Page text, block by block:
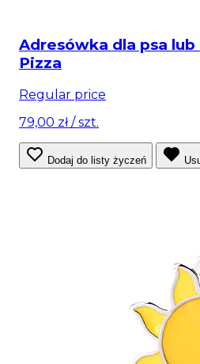
Adresówka dla psa
Pizza
Regular price
79,00 zł/ szt.
Dodaj do listy życzeń